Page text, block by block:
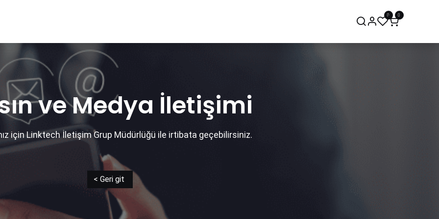
0 0
ve Medya İletişimi
için Linktech İletişim Grup Müdürlüğü ile irtibata geçebilirsiniz.
< Geri git